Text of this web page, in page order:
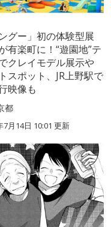
ングー」初の体験型展
有楽町に！“遊園地”テ
クレイモデル展示や
スポット、JR上野駅で
映像も
都
7月14日 10:01 更新